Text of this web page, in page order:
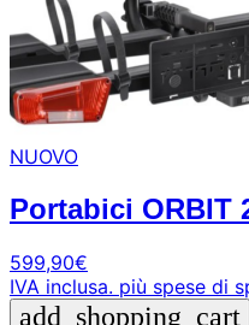
NUOVO
Portabici ORBIT
599,90€
IVA inclusa. più spese di
add_shopping_cart